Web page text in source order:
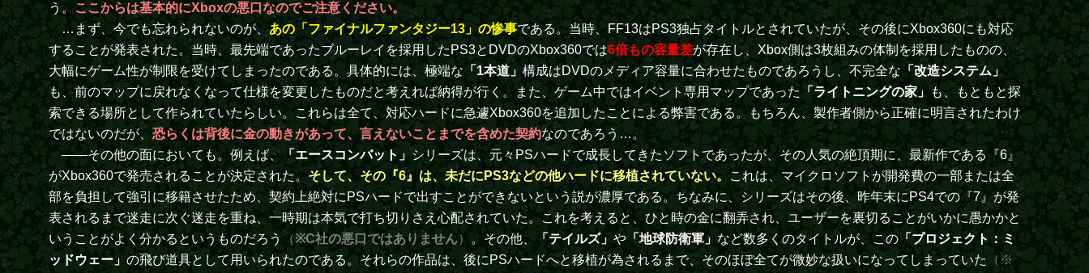
う。ここからは基本的にXboxの悪口なのでご注意ください。
…まず、今でも忘れられないのが、あの「ファイナルファンタジー13」の惨事である。当時、FF13はPS3独占タイトルとされていたが、その後にXbox360にも対応
することが発表された。当時、最先端であったブルーレイを採用したPS3とDVDのXbox360では6倍もの容量差が存在し、Xbox側は3枚組みの体制を採用したものの、
大幅にゲーム性が制限を受けてしまったのである。具体的には、極端な 「1本道」構成はDVDのメディア容量に合わせたものであろうし、不完全な 「改造システム」
も、前のマップに戻れなくなって仕様を変更したものだと考えれば納得が行く。また、ゲーム中ではイベント専用マップであった
「ライトニングの家」
も、もともと探
索できる場所として作られていたらしい。これらは全て、対応ハードに急遽Xbox360を追加したことによる弊害である。もちろん、製作者側から正確に明言されたわけ
ではないのだが、恐らくは背後に金の動きがあって、言えないことまでを含めた契約なのであろう…。
――その他の面においても。例えば、 「エースコンバット」シリーズは、元々PSハードで成長してきたソフトであったが、その人気の絶頂期に、最新作である『6』
がXbox360で発売されることが決定された。 そして、その『6』は、未だにPS3などの他ハードに移植されていない。 これは、マイクロソフトが開発費の一部または全
部を負担して強引に移籍させたため、契約上絶対にPSハードで出すことができないという説が濃厚である。ちなみに、シリーズはその後、昨年末にPS4での『7』が発
表されるまで迷走に次ぐ迷走を重ね、一時期は本気で打ち切りさえ心配されていた。これを考えると、ひと時の金に翻弄され、ユーザーを裏切ることがいかに愚かかと
いうことがよく分かるというものだろう （※C社の悪口ではありません） 。その他、 「テイルズ」 や「地球防衛軍」 など数多くのタイトルが、この 「プロジェクト：ミ
ッドウェー」 の飛び道具として用いられたのである。それらの作品は、後にPSハードへと移植が為されるまで、そのほぼ全てが微妙な扱いになってしまっていた
（※